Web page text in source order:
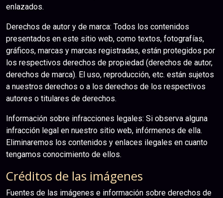
enlazados.
Derechos de autor y de marca: Todos los contenidos
presentados en este sitio web, como textos, fotografías,
gráficos, marcas y marcas registradas, están protegidos por
los respectivos derechos de propiedad (derechos de autor,
derechos de marca). El uso, reproducción, etc. están sujetos
a nuestros derechos o a los derechos de los respectivos
autores o titulares de derechos.
Información sobre infracciones legales: Si observa alguna
infracción legal en nuestro sitio web, infórmenos de ella.
Eliminaremos los contenidos y enlaces ilegales en cuanto
tengamos conocimiento de ellos.
Créditos de las imágenes
Fuentes de las imágenes e información sobre derechos de